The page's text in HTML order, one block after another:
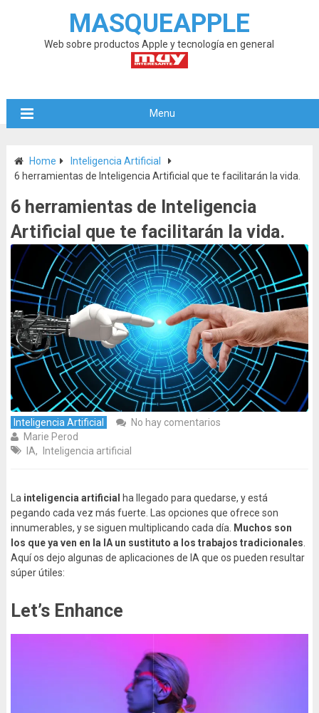
MASQUEAPPLE
Web sobre productos Apple y tecnología en general
Menu
Home
Inteligencia Artificial
6 herramientas de Inteligencia Artificial que te facilitarán la vida.
6 herramientas de Inteligencia
Artificial que te facilitarán la vida.
Inteligencia Artificial
No hay comentarios
Marie Perod
IA, Inteligencia artificial
La inteligencia artificial
ha llegado para quedarse, y está
pegando cada vez más fuerte. Las opciones que ofrece son
innumerables, y se siguen multiplicando cada día.
Muchos son
los que ya ven en la IA un sustituto a los trabajos tradicionales
Aquí os dejo algunas de aplicaciones de IA que os pueden resultar
súper útiles:
Let’s Enhance